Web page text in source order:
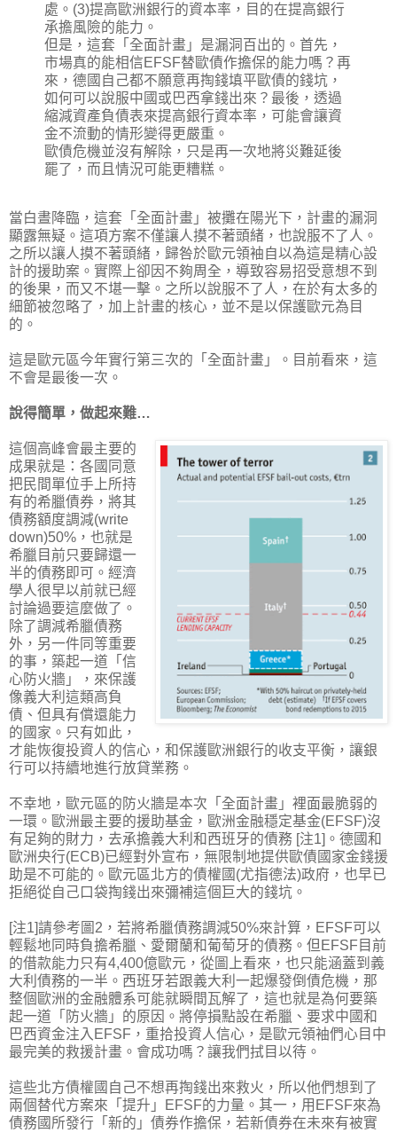
處。(3)提高歐洲銀行的資本率，目的在提高銀行
承擔風險的能力。
但是，這套「全面計畫」是漏洞百出的。首先，
市場真的能相信EFSF替歐債作擔保的能力嗎？再
來，德國自己都不願意再掏錢填平歐債的錢坑，
如何可以說服中國或巴西拿錢出來？最後，透過
縮減資產負債表來提高銀行資本率，可能會讓資
金不流動的情形變得更嚴重。
歐債危機並沒有解除，只是再一次地將災難延後
罷了，而且情況可能更糟糕。
當白晝降臨，這套「全面計畫」被攤在陽光下，計畫的漏洞
顯露無疑。這項方案不僅讓人摸不著頭緒，也說服不了人。
之所以讓人摸不著頭緒，歸咎於歐元領袖自以為這是精心設
計的援助案。實際上卻因不夠周全，導致容易招受意想不到
的後果，而又不堪一擊。之所以說服不了人，在於有太多的
細節被忽略了，加上計畫的核心，並不是以保護歐元為目
的。
這是歐元區今年實行第三次的「全面計畫」。目前看來，這
不會是最後一次。
說得簡單，做起來難…
這個高峰會最主要的
成果就是：各國同意
把民間單位手上所持
有的希臘債券，將其
債務額度調減(write
down)50%，也就是
希臘目前只要歸還一
半的債務即可。經濟
學人很早以前就已經
討論過要這麼做了。
除了調減希臘債務
外，另一件同等重要
的事，築起一道「信
心防火牆」，來保護
像義大利這類高負
債、但具有償還能力
的國家。只有如此，
才能恢復投資人的信心，和保護歐洲銀行的收支平衡，讓銀
行可以持續地進行放貸業務。
不幸地，歐元區的防火牆是本次「全面計畫」裡面最脆弱的
一環。歐洲最主要的援助基金，歐洲金融穩定基金(EFSF)沒
有足夠的財力，去承擔義大利和西班牙的債務 [注1]。德國和
歐洲央行(ECB)已經對外宣布，無限制地提供歐債國家金錢援
助是不可能的。歐元區北方的債權國(尤指德法)政府，也早已
拒絕從自己口袋掏錢出來彌補這個巨大的錢坑。
[注1]請參考圖2，若將希臘債務調減50%來計算，EFSF可以
輕鬆地同時負擔希臘、愛爾蘭和葡萄牙的債務。但EFSF目前
的借款能力只有4,400億歐元，從圖上看來，也只能涵蓋到義
大利債務的一半。西班牙若跟義大利一起爆發倒債危機，那
整個歐洲的金融體系可能就瞬間瓦解了，這也就是為何要築
起一道「防火牆」的原因。將停損點設在希臘、要求中國和
巴西資金注入EFSF，重拾投資人信心，是歐元領袖們心目中
最完美的救援計畫。會成功嗎？讓我們拭目以待。
這些北方債權國自己不想再掏錢出來救火，所以他們想到了
兩個替代方案來「提升」EFSF的力量。其一，用EFSF來為
債務國所發行「新的」債券作擔保，若新債券在未來有被實